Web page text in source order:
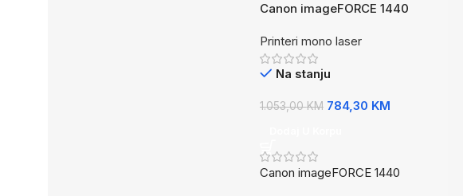
Canon imageFORCE 1440
Printeri mono laser
Na stanju
1.053,00KM 784,30 KM
Canon imageFORCE 1440